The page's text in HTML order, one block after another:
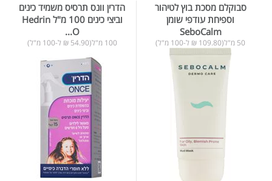
סבוקלם מסכת בוץ לטיהור
וספיחת עודפי שומן
SeboCalm
50 מ"ל(109.80 ₪ ל-100 מ"ל)
הדרין וונס תרסיס משמיד כינים
וביצי כינים 100 מ"ל Hedrin
O...
100 מ"ל(54.90 ₪ ל-100 מ"ל)